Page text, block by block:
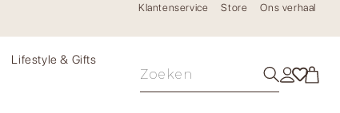
Klantenservice Store Ons verhaal
Lifestyle & Gifts